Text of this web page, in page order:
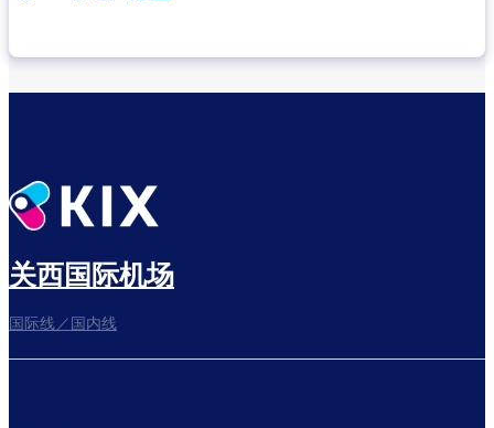
关西国际机场
国际线／国内线